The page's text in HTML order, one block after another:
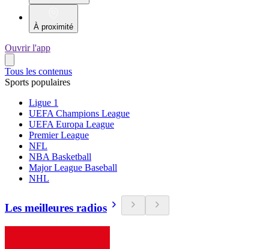
À proximité
Ouvrir l'app
Tous les contenus
Sports populaires
Ligue 1
UEFA Champions League
UEFA Europa League
Premier League
NFL
NBA Basketball
Major League Baseball
NHL
Les meilleures radios